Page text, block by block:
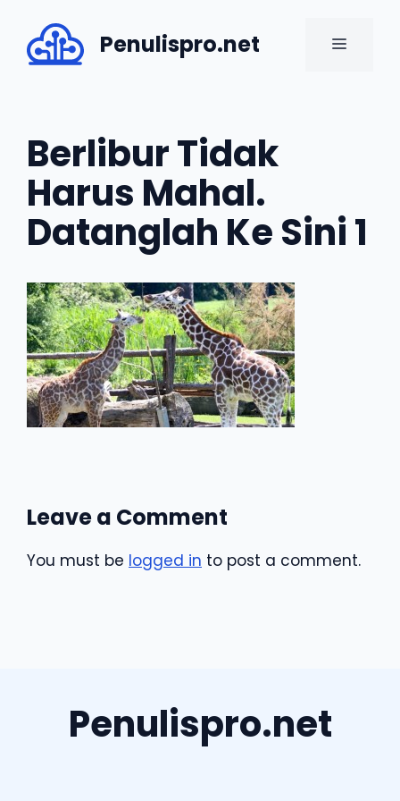
content
Penulispro.net MENU
Berlibur Tidak
Harus Mahal.
Datanglah Ke Sini 1
Leave a Comment
You must be logged in to post a comment.
Penulispro.net